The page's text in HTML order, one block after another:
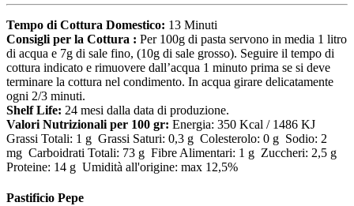
Tempo di Cottura Domestico: 13 Minuti
Consigli per la Cottura : Per 100g di pasta servono in media 1 litro
di acqua e 7g di sale fino, (10g di sale grosso). Seguire il tempo di
cottura indicato e rimuovere dall’acqua 1 minuto prima se si deve
terminare la cottura nel condimento. In acqua girare delicatamente
ogni 2/3 minuti.
Shelf Life: 24 mesi dalla data di produzione.
Valori Nutrizionali per 100 gr: Energia: 350 Kcal / 1486 KJ
Grassi Totali: 1 g Grassi Saturi: 0,3 g Colesterolo: 0 g Sodio: 2
mg Carboidrati Totali: 73 g Fibre Alimentari: 1 g Zuccheri: 2,5 g
Proteine: 14 g Umidità all'origine: max 12,5%
Pastificio Pepe